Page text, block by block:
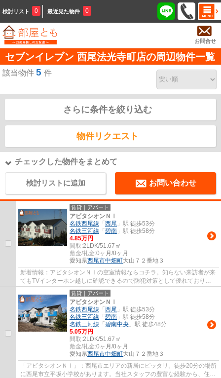
検討リスト 0 最近見た物件 0
お問合せ
セブンイレブン 西尾法光寺町店の周辺物件一覧
該当物件 5 件
さらに条件を絞り込む
物件リクエスト
チェックした物件をまとめて
検討リストに追加 お問い合わせ
賃貸｜アパート
アビタシオンＮⅠ
名鉄西尾線 「 西尾 」駅 徒歩53分
名鉄三河線 「 碧南 」駅 徒歩58分
4.85万円
間取:2LDK/51.67㎡
敷金/礼金:0ヶ月/0ヶ月
愛知県西尾市中畑町大山７２番地３
新着情報：アビタシオンＮⅠの空室情報ならコチラ。知らない来訪者が来
てもTVインターホン越しに確認できるので防犯対策として優れておりま
す。女性の方にも嬉しい、使い勝手の良い独立...
賃貸｜アパート
アビタシオンＮⅠ
名鉄西尾線 「 西尾 」駅 徒歩53分
名鉄三河線 「 碧南 」駅 徒歩58分
名鉄三河線 「 碧南中央 」駅 徒歩48分
5.05万円
間取:2LDK/51.67㎡
敷金/礼金:0ヶ月/0ヶ月
愛知県西尾市中畑町大山７２番地３
「アビタシオンＮⅠ」：西尾市エリアの新居にピッタリ。徒歩20分の場所
に西尾市立平坂小学校があります。当社スタッフの豊富な経験から、住ま